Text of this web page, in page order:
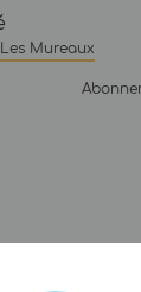
Les Mureaux